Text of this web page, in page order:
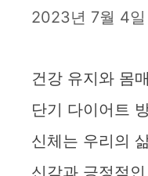
2023년 7월 4일
건강 유지와 몸
단기 다이어트
신체는 우리의
신감과 긍정적